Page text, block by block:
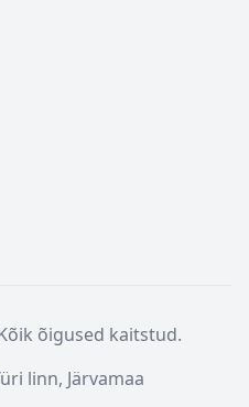
õigused kaitstud.
linn, Järvamaa